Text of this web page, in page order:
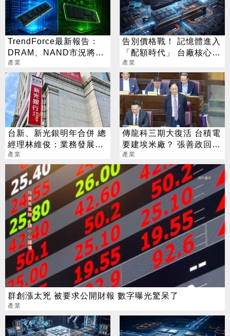
TrendForce最新報告：
DRAM、NAND市況將分
道揚鑣
產業
告別價格戰！ 記憶體進入
「配額時代」 台廠核心指
標一次看
產業
台新、新光銀明年合併 總
經理林維俊：業務發展更
均衡
產業
傳龍科三期大復活 台積電
要建埃米廠？ 張善政回應
了
產業
群創漲太兇 被要求公開財報 數字曝光驚呆了
產業